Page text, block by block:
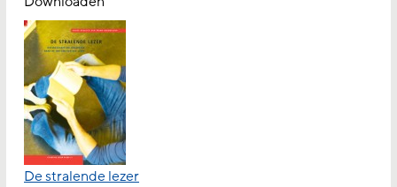
De stralende lezer